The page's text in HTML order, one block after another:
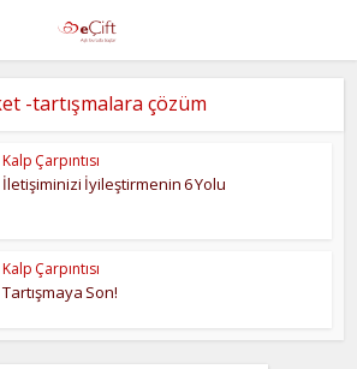
-tartışmalara çözüm
Kalp Çarpıntısı
İletişiminizi İyileştirmenin 6 Yolu
Kalp Çarpıntısı
Tartışmaya Son!